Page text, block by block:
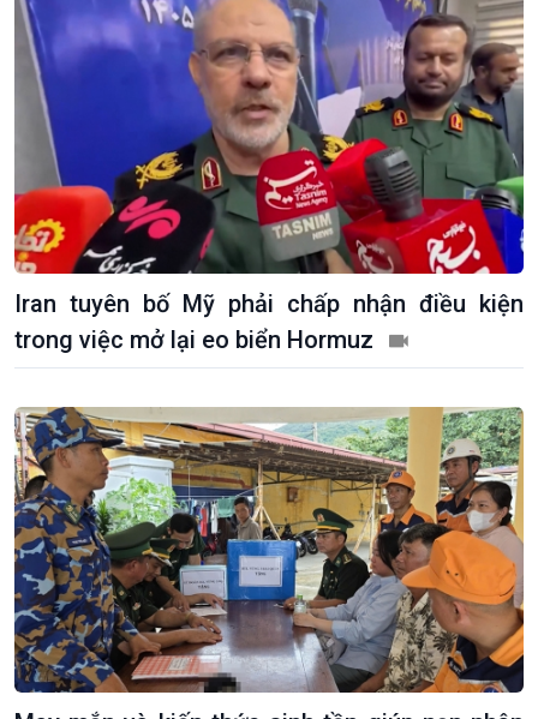
Chính trị
Tin Chính trị
Chính phủ với người dân
Quốc hội với cử tri
Xây dựng đảng
Đảng trong cuộc sống
Nhận diện sự thật
Pháp luật và đời sống
Thế giới
Tin thế giới
Vấn đề quốc tế
Hồ sơ sự kiện quốc tế
Thế giới & Việt Nam
Biên cương - Một dải vững
bền
Iran tuyên bố Mỹ phải chấp nhận điều kiện
trong việc mở lại eo biển Hormuz